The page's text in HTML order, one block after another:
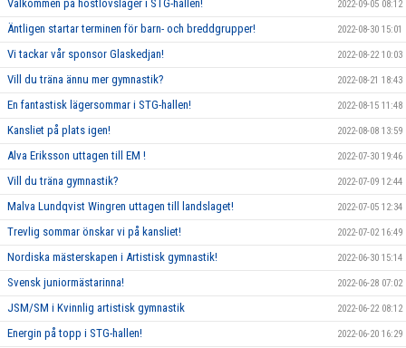
Välkommen på höstlovsläger i STG-hallen! 2022-09-05 08:12
Äntligen startar terminen för barn- och breddgrupper! 2022-08-30 15:01
Vi tackar vår sponsor Glaskedjan! 2022-08-22 10:03
Vill du träna ännu mer gymnastik? 2022-08-21 18:43
En fantastisk lägersommar i STG-hallen! 2022-08-15 11:48
Kansliet på plats igen! 2022-08-08 13:59
Alva Eriksson uttagen till EM ! 2022-07-30 19:46
Vill du träna gymnastik? 2022-07-09 12:44
Malva Lundqvist Wingren uttagen till landslaget! 2022-07-05 12:34
Trevlig sommar önskar vi på kansliet! 2022-07-02 16:49
Nordiska mästerskapen i Artistisk gymnastik! 2022-06-30 15:14
Svensk juniormästarinna! 2022-06-28 07:02
JSM/SM i Kvinnlig artistisk gymnastik 2022-06-22 08:12
Energin på topp i STG-hallen! 2022-06-20 16:29